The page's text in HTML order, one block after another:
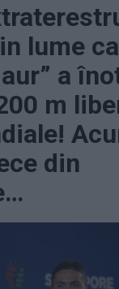
lume
a
m
din